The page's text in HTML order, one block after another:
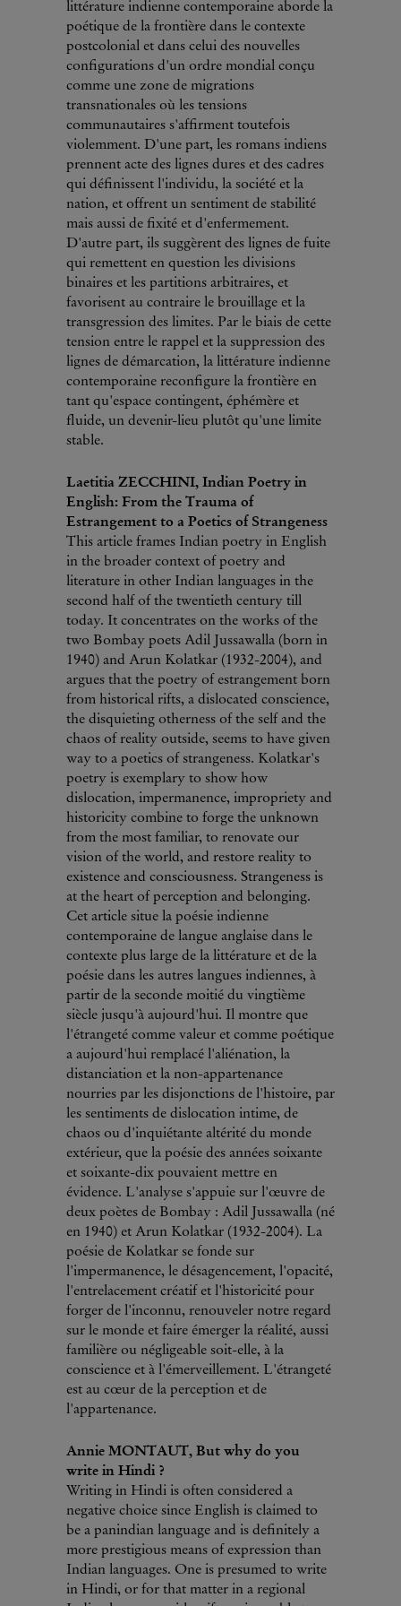
littérature indienne contemporaine aborde la
poétique de la frontière dans le contexte
postcolonial et dans celui des nouvelles
configurations d'un ordre mondial conçu
comme une zone de migrations
transnationales où les tensions
communautaires s'affirment toutefois
violemment. D'une part, les romans indiens
prennent acte des lignes dures et des cadres
qui définissent l'individu, la société et la
nation, et offrent un sentiment de stabilité
mais aussi de fixité et d'enfermement.
D'autre part, ils suggèrent des lignes de fuite
qui remettent en question les divisions
binaires et les partitions arbitraires, et
favorisent au contraire le brouillage et la
transgression des limites. Par le biais de cette
tension entre le rappel et la suppression des
lignes de démarcation, la littérature indienne
contemporaine reconfigure la frontière en
tant qu'espace contingent, éphémère et
fluide, un devenir-lieu plutôt qu'une limite
stable.
Laetitia ZECCHINI, Indian Poetry in
English: From the Trauma of
Estrangement to a Poetics of Strangeness
This article frames Indian poetry in English
in the broader context of poetry and
literature in other Indian languages in the
second half of the twentieth century till
today. It concentrates on the works of the
two Bombay poets Adil Jussawalla (born in
1940) and Arun Kolatkar (1932-2004), and
argues that the poetry of estrangement born
from historical rifts, a dislocated conscience,
the disquieting otherness of the self and the
chaos of reality outside, seems to have given
way to a poetics of strangeness. Kolatkar's
poetry is exemplary to show how
dislocation, impermanence, impropriety and
historicity combine to forge the unknown
from the most familiar, to renovate our
vision of the world, and restore reality to
existence and consciousness. Strangeness is
at the heart of perception and belonging.
Cet article situe la poésie indienne
contemporaine de langue anglaise dans le
contexte plus large de la littérature et de la
poésie dans les autres langues indiennes, à
partir de la seconde moitié du vingtième
siècle jusqu'à aujourd'hui. Il montre que
l'étrangeté comme valeur et comme poétique
a aujourd'hui remplacé l'aliénation, la
distanciation et la non-appartenance
nourries par les disjonctions de l'histoire, par
les sentiments de dislocation intime, de
chaos ou d'inquiétante altérité du monde
extérieur, que la poésie des années soixante
et soixante-dix pouvaient mettre en
évidence. L'analyse s'appuie sur l'œuvre de
deux poètes de Bombay : Adil Jussawalla (né
en 1940) et Arun Kolatkar (1932-2004). La
poésie de Kolatkar se fonde sur
l'impermanence, le désagencement, l'opacité,
l'entrelacement créatif et l'historicité pour
forger de l'inconnu, renouveler notre regard
sur le monde et faire émerger la réalité, aussi
familière ou négligeable soit-elle, à la
conscience et à l'émerveillement. L'étrangeté
est au cœur de la perception et de
l'appartenance.
Annie MONTAUT, But why do you
write in Hindi ?
Writing in Hindi is often considered a
negative choice since English is claimed to
be a panindian language and is definitely a
more prestigious means of expression than
Indian languages. One is presumed to write
in Hindi, or for that matter in a regional